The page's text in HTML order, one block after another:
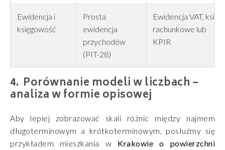
Ewidencja i
księgowość
Prosta
ewidencja
przychodów
(PIT-28)
Ewidencja VAT, księgi
rachunkowe lub
KPIR
Porównanie modeli w liczbach –
analiza w formie opisowej
Aby lepiej zobrazować skali różnic między najmem
długoterminowym a krótkoterminowym, posłużmy się
przykładem mieszkania w Krakowie o powierzchni